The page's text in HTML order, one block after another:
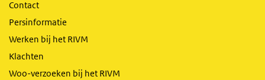
Contact
Persinformatie
Werken bij het RIVM
Klachten
Woo-verzoeken bij het RIVM